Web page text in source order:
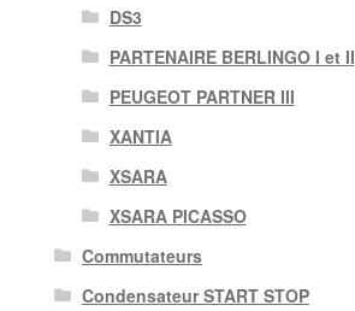
DS3
PARTENAIRE BERLINGO I et II
PEUGEOT PARTNER III
XANTIA
XSARA
XSARA PICASSO
Commutateurs
Condensateur START STOP